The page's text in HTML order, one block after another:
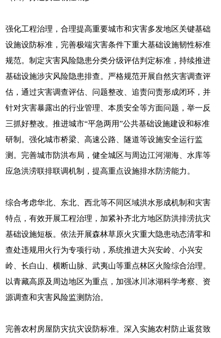
强化工程治理，合理提高重要城市和灾害多发地区关键基础
设施设防标准，完善极端灾害条件下重大基础设施韧性标准
规范。制定灾害风险隐患分类分级评估判定标准，持续推进
基础设施涉灾风险隐患排查。严格规范开展自然灾害调查评
估，通过灾害调查评估、问题整改、追责问责形成闭环，并
针对灾害暴露出的行业管理、本质安全等方面问题，举一反
三抓好整改。推进城市“平急两用”公共基础设施建设和标准
研制。强化城市桥梁、高速公路、隧道等设施安全运行监
测。完善城市防洪布局，健全城区与周边江河湖海、水库等
应急洪涝联排联调机制，提高重点设施排水防涝能力。
综合考虑华北、东北、西北等不同区域洪水形成机制和灾害
特点，有效开展工程治理，加紧补齐北方地区防洪排涝抗灾
基础设施短板。依法开展森林草原火灾重大隐患动态清零和
查处违规用火行为专项行动，系统推进大兴安岭、小兴安
岭、长白山、横断山脉、武夷山等重点林区火险综合治理。
以青藏高原及周边地区为重点，加强冰川冰湖科学考察、资
源调查和灾害风险监测防治。
完善农村房屋防灾抗灾设防标准。深入实施农村防止返贫致